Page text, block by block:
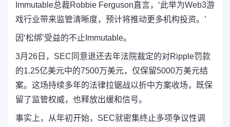
Immutable总裁Robbie Ferguson直言，‘此举为Web3游
戏行业带来监管清晰度，预计将推动更多机构投资。’
因‘松绑’受益的不止Immutable。
3月26日，SEC同意退还去年法院裁定的对Ripple罚款
的1.25亿美元中的7500万美元，仅保留5000万美元结
案。这场持续多年的法律拉锯战以折中方案收场，既保
留了监管权威，也释放出缓和信号。
事实上，从年初开始，SEC就密集终止多项争议性调